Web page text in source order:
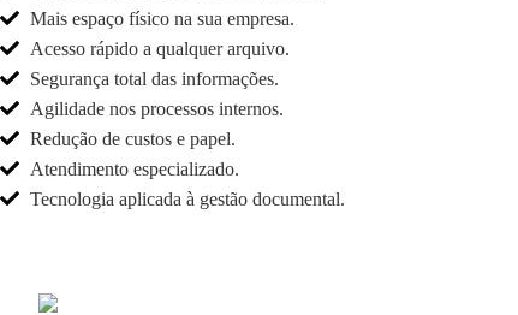
Mais espaço físico na sua empresa.
Acesso rápido a qualquer arquivo.
Segurança total das informações.
Agilidade nos processos internos.
Redução de custos e papel.
Atendimento especializado.
Tecnologia aplicada à gestão documental.